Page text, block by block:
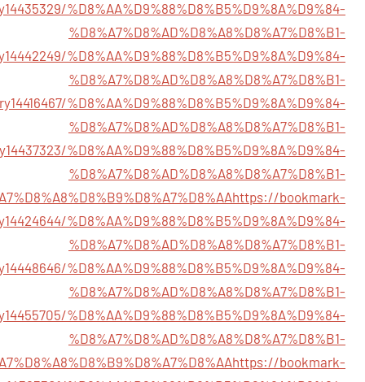
%D8%AA%D9%88%D8%B5%D9%8A%D9%84-
%D8%A7%D8%AD%D8%A8%D8%A7%D8%B1-
%D8%AA%D9%88%D8%B5%D9%8A%D9%84-
%D8%A7%D8%AD%D8%A8%D8%A7%D8%B1-
%D8%AA%D9%88%D8%B5%D9%8A%D9%84-
%D8%A7%D8%AD%D8%A8%D8%A7%D8%B1-
%D8%AA%D9%88%D8%B5%D9%8A%D9%84-
%D8%A7%D8%AD%D8%A8%D8%A7%D8%B1-
https://bookmark-
%D8%AA%D9%88%D8%B5%D9%8A%D9%84-
%D8%A7%D8%AD%D8%A8%D8%A7%D8%B1-
%D8%AA%D9%88%D8%B5%D9%8A%D9%84-
%D8%A7%D8%AD%D8%A8%D8%A7%D8%B1-
%D8%AA%D9%88%D8%B5%D9%8A%D9%84-
%D8%A7%D8%AD%D8%A8%D8%A7%D8%B1-
https://bookmark-